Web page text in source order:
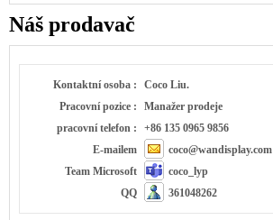
Náš prodavač
Kontaktní osoba :
Coco Liu.
Pracovní pozice :
Manažer prodeje
pracovní telefon :
+86 135 0965 9856
E-mailem
coco@wandisplay.com
Team Microsoft
coco_lyp
QQ
361048262